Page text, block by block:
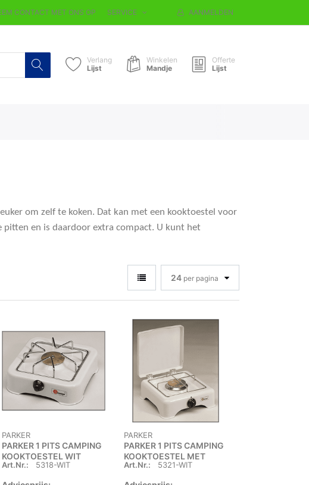
CONTACT MET ONS OP SERVICE AANMELDEN
Verlang
Lijst
Winkelen
Mandje
Offerte
Lijst
om zelf te koken. Dat kan met een kooktoestel voor
en is daardoor extra compact. U kunt het
24 per pagina
PARKER
PARKER 1 PITS CAMPING
KOOKTOESTEL WIT
Art.Nr.: 5318-WIT
PARKER
PARKER 1 PITS CAMPING
KOOKTOESTEL MET
DEKSEL
Art.Nr.: 5321-WIT